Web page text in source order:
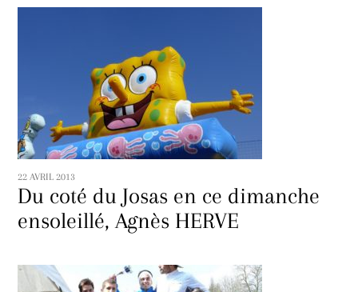
22 AVRIL 2013
Du coté du Josas en ce dimanche
ensoleillé, Agnès HERVE